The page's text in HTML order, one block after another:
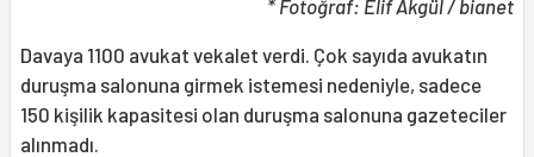
* Fotoğraf: Elif Akgül / bianet
Davaya 1100 avukat vekalet verdi. Çok sayıda avukatın
duruşma salonuna girmek istemesi nedeniyle, sadece
150 kişilik kapasitesi olan duruşma salonuna gazeteciler
alınmadı.